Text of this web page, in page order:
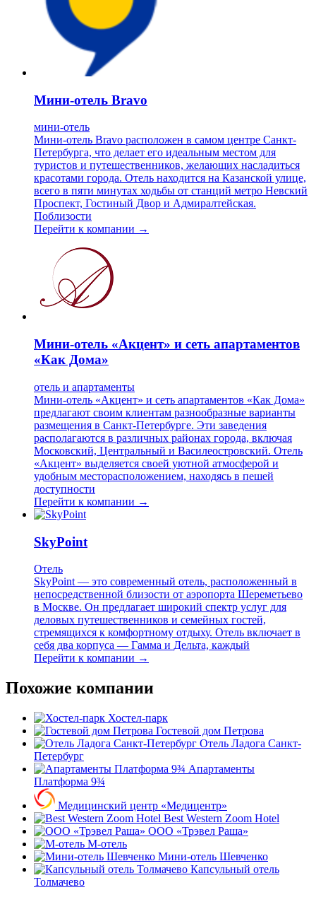
Мини-отель Bravo
мини-отель
Мини-отель Bravo расположен в самом центре Санкт-
Петербурга, что делает его идеальным местом для
туристов и путешественников, желающих насладиться
красотами города. Отель находится на Казанской улице,
всего в пяти минутах ходьбы от станций метро Невский
Проспект, Гостиный Двор и Адмиралтейская.
Поблизости
Перейти к компании →
Мини-отель «Акцент» и сеть апартаментов
«Как Дома»
отель и апартаменты
Мини-отель «Акцент» и сеть апартаментов «Как Дома»
предлагают своим клиентам разнообразные варианты
размещения в Санкт-Петербурге. Эти заведения
располагаются в различных районах города, включая
Московский, Центральный и Василеостровский. Отель
«Акцент» выделяется своей уютной атмосферой и
удобным месторасположением, находясь в пешей
доступности
Перейти к компании →
SkyPoint
Отель
SkyPoint — это современный отель, расположенный в
непосредственной близости от аэропорта Шереметьево
в Москве. Он предлагает широкий спектр услуг для
деловых путешественников и семейных гостей,
стремящихся к комфортному отдыху. Отель включает в
себя два корпуса — Гамма и Дельта, каждый
Перейти к компании →
Похожие компании
Хостел-парк
Гостевой дом Петрова
Отель Ладога Санкт-
Петербург
Апартаменты
Платформа 9¾
Медицинский центр «Медицентр»
Best Western Zoom Hotel
ООО «Трэвел Раша»
М-отель
Мини-отель Шевченко
Капсульный отель
Толмачево